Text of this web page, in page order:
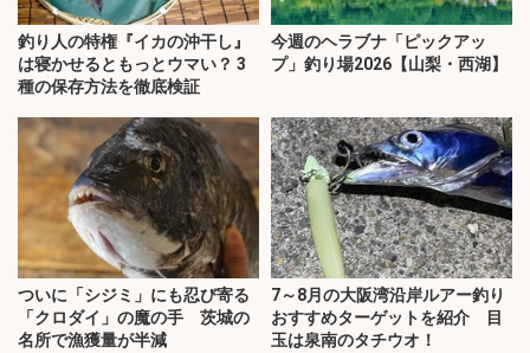
釣り人の特権『イカの沖干し』
は寝かせるともっとウマい？ 3
種の保存方法を徹底検証
今週のヘラブナ「ピックアッ
プ」釣り場2026【山梨・西湖】
ついに「シジミ」にも忍び寄る
「クロダイ」の魔の手 茨城の
名所で漁獲量が半減
7～8月の大阪湾沿岸ルアー釣り
おすすめターゲットを紹介 目
玉は泉南のタチウオ！